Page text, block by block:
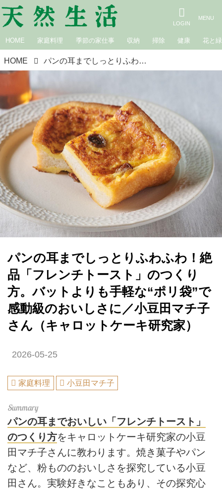
HOME 家庭料理 季節の家仕事 収納 掃除 健康 花と緑
HOME パンの耳までしっとりふわふわ！絶品「フレンチトースト」のつくり方。バットよりも手軽な“ポリ袋”で感動級のおいしさに／小豆田マチ子さん（キャロットケーキ研究家）
パンの耳までしっとりふわふわ！絶
品「フレンチトースト」のつくり
方。バットよりも手軽な“ポリ袋”で
感動級のおいしさに／小豆田マチ子
さん（キャロットケーキ研究家）
2026-05-25
家庭料理 小豆田マチ子
パンの耳までおいしい「フレンチトースト」
のつくり方をキャロットケーキ研究家の小豆
田マチ子さんに教わります。焼き菓子やパン
など、粉もののおいしさを探究している小豆
田さん。実験好きなこともあり、その探究心